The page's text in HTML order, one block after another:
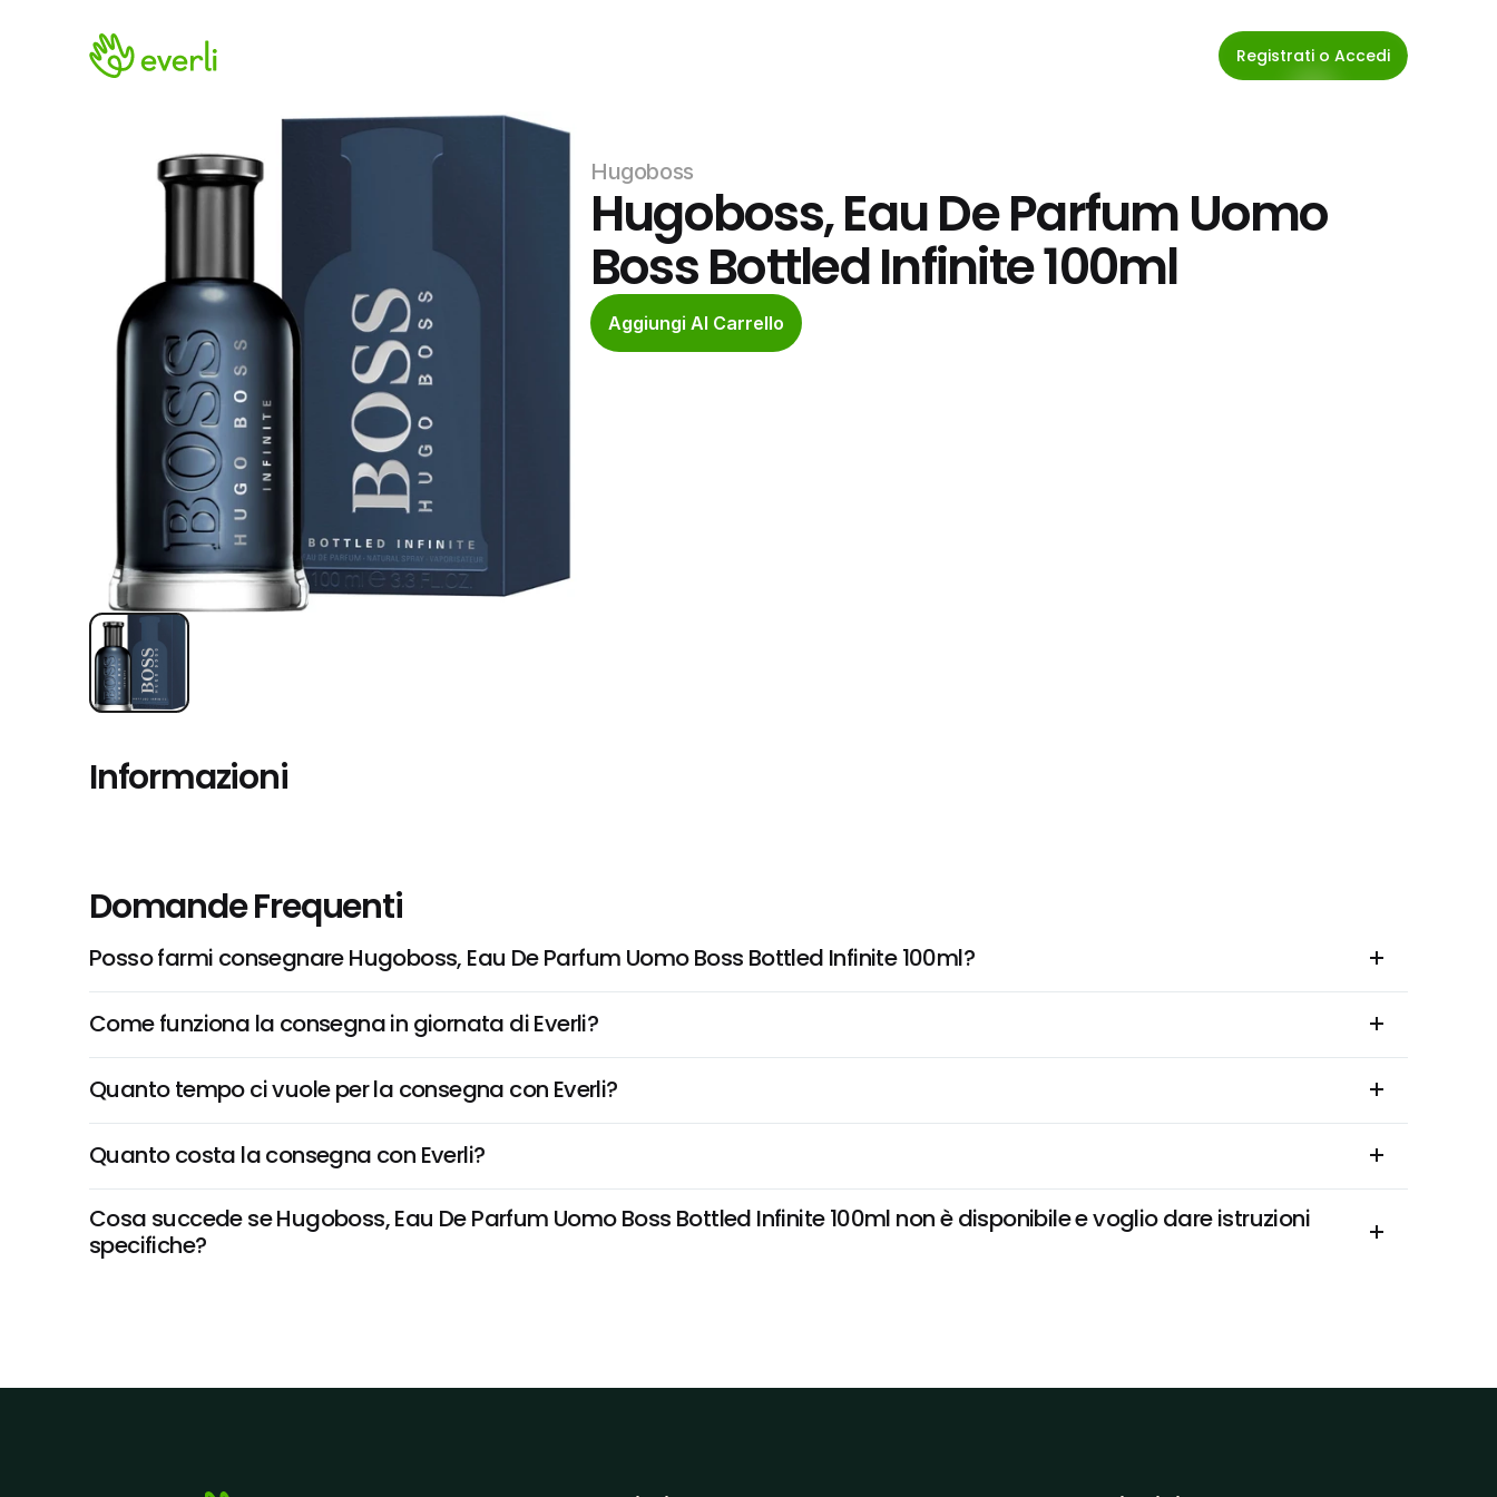
Registrati o Accedi
Hugoboss
Hugoboss, Eau De Parfum Uomo
Boss Bottled Infinite 100ml
Aggiungi Al Carrello
Informazioni
Domande Frequenti
Posso farmi consegnare Hugoboss, Eau De Parfum Uomo Boss Bottled Infinite 100ml?
Come funziona la consegna in giornata di Everli?
Quanto tempo ci vuole per la consegna con Everli?
Quanto costa la consegna con Everli?
Cosa succede se Hugoboss, Eau De Parfum Uomo Boss Bottled Infinite 100ml non è disponibile e voglio dare istruzioni
specifiche?